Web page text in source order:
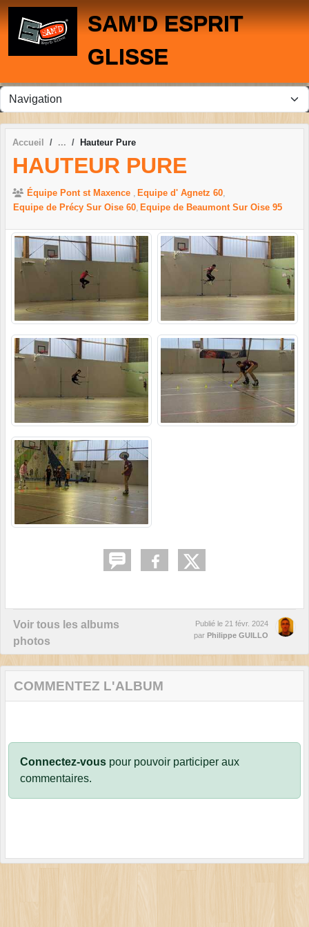
SAM'D ESPRIT
GLISSE
Accueil Hauteur Pure
HAUTEUR PURE
Équipe Pont st Maxence
Equipe d' Agnetz 60
Equipe de Précy Sur Oise 60 Equipe de Beaumont Sur Oise 95
Voir tous les albums
photos
Publié le 21 févr. 2024
par Philippe GUILLO
COMMENTEZ L'ALBUM
Connectez-vous pour pouvoir participer aux
commentaires.
Panneau de gestion des cookies